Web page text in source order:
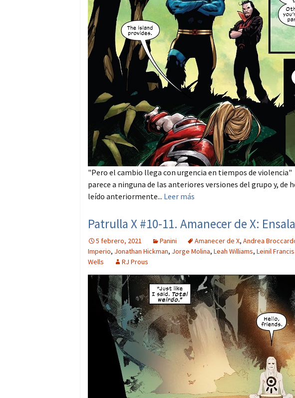
"Pero el cambio llega con urgencia en tiempos de violencia"
parece a ninguna de las anteriores versiones del grupo y, de
leído anteriormente... Leer más
Patrulla X #10-11. Amanecer de X:
5 febrero, 2021 Panini Amanecer de X, Andrea
Imperio, Jonathan Hickman, Jorge Molina, Leah Williams, Leinil Francis
Wells
RJ Prous